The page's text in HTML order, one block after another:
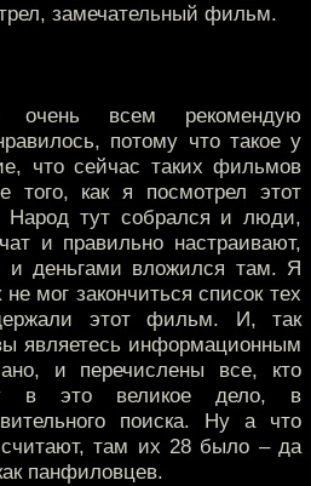
замечательный фильм.
всем рекомендую
потому что такое у
что сейчас таких фильмов
того, как я посмотрел этот
тут собрался и люди,
и правильно настраивают,
деньгами вложился там. Я
мог закончиться список тех
этот фильм. И, так
являетесь информационным
и перечислены все, кто
в это великое дело, в
поиска. Ну а что
считают, там их 28 было – да
панфиловцев.